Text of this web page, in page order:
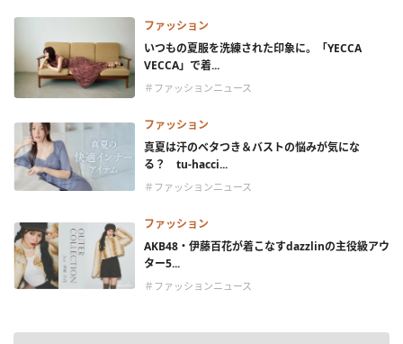
ファッション
いつもの夏服を洗練された印象に。「YECCA
VECCA」で着...
＃ファッションニュース
ファッション
真夏は汗のベタつき＆バストの悩みが気にな
る？ tu-hacci...
＃ファッションニュース
ファッション
AKB48・伊藤百花が着こなすdazzlinの主役級アウ
ター5...
＃ファッションニュース